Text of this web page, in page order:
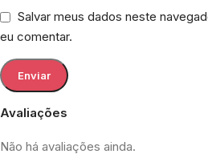
Avaliações
Não há avaliações ainda.
Salvar meus dados neste
eu comentar.